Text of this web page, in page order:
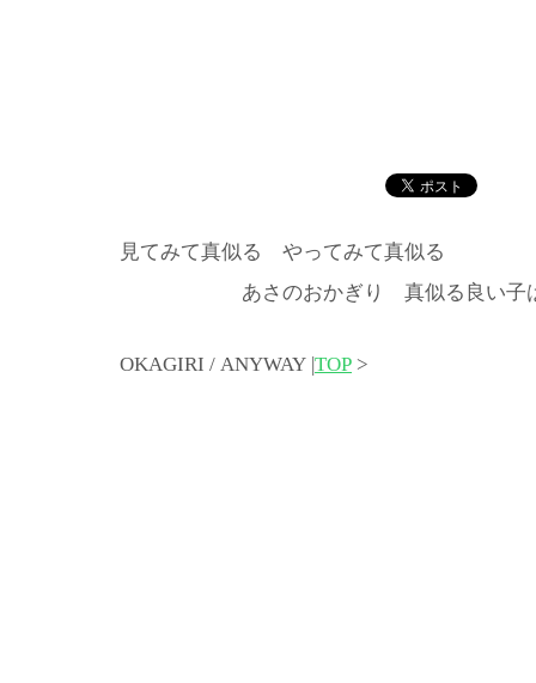
見てみて真似る やってみて真似る
あさのおかぎり 真似る良い子は
OKAGIRI / ANYWAY |TOP >